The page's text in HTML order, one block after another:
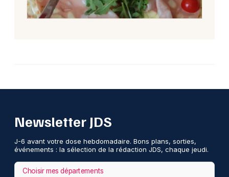
Newsletter JDS
J-6 avant votre dose hebdomadaire. Bons plans, sorties,
événements : la sélection de la rédaction JDS, chaque jeudi.
Choisir mes départements